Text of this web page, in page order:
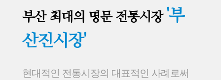
부산 최대의 명문 전통시장 '부
산진시장'
현대적인 전통시장의 대표적인 사례로써